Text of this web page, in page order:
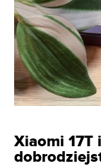
Xiaomi 17T